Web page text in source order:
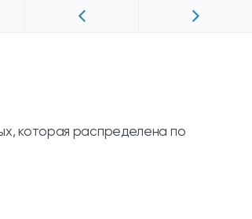
которая распределена по